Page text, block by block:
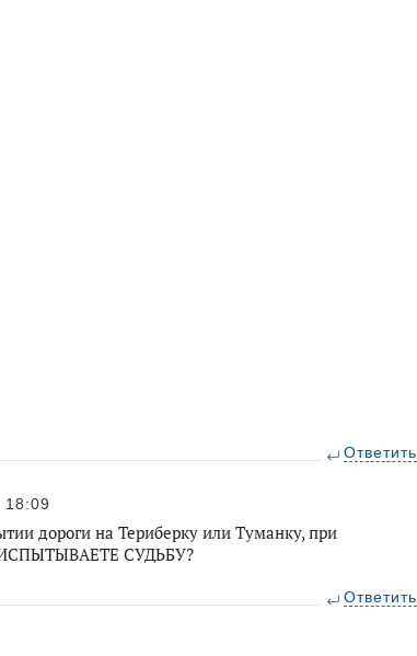
Ответить
18:09
дороги на Териберку или Туманку, при
СУДЬБУ?
Ответить